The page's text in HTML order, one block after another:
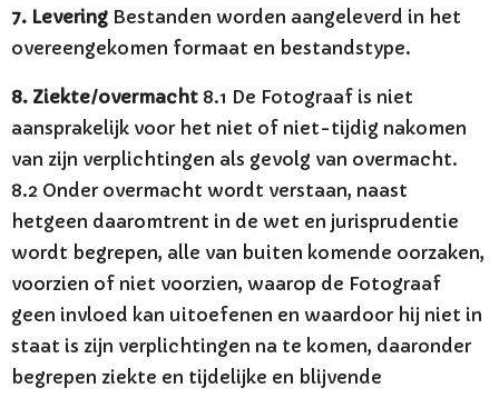
7. Levering Bestanden worden aangeleverd in het
overeengekomen formaat en bestandstype.
8. Ziekte/overmacht 8.1 De Fotograaf is niet
aansprakelijk voor het niet of niet-tijdig nakomen
van zijn verplichtingen als gevolg van overmacht.
8.2 Onder overmacht wordt verstaan, naast
hetgeen daaromtrent in de wet en jurisprudentie
wordt begrepen, alle van buiten komende oorzaken,
voorzien of niet voorzien, waarop de Fotograaf
geen invloed kan uitoefenen en waardoor hij niet in
staat is zijn verplichtingen na te komen, daaronder
begrepen ziekte en tijdelijke en blijvende